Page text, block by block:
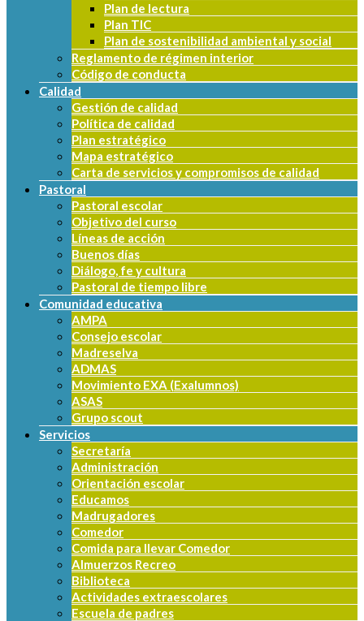
Plan de lectura
Plan TIC
Plan de sostenibilidad ambiental y social
Reglamento de régimen interior
Código de conducta
Calidad
Gestión de calidad
Política de calidad
Plan estratégico
Mapa estratégico
Carta de servicios y compromisos de calidad
Pastoral
Pastoral escolar
Objetivo del curso
Líneas de acción
Buenos días
Diálogo, fe y cultura
Pastoral de tiempo libre
Comunidad educativa
AMPA
Consejo escolar
Madreselva
ADMAS
Movimiento EXA (Exalumnos)
ASAS
Grupo scout
Servicios
Secretaría
Administración
Orientación escolar
Educamos
Madrugadores
Comedor
Comida para llevar Comedor
Almuerzos Recreo
Biblioteca
Actividades extraescolares
Escuela de padres